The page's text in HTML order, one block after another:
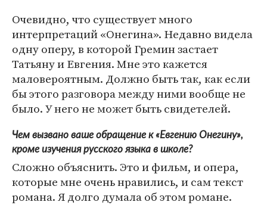
Очевидно, что существует много
интерпретаций «Онегина». Недавно видела
одну оперу, в которой Гремин застает
Татьяну и Евгения. Мне это кажется
маловероятным. Должно быть так, как если
бы этого разговора между ними вообще не
было. У него не может быть свидетелей.
Чем вызвано ваше обращение к «Евгению Онегину»,
кроме изучения русского языка в школе?
Сложно объяснить. Это и фильм, и опера,
которые мне очень нравились, и сам текст
романа. Я долго думала об этом романе.